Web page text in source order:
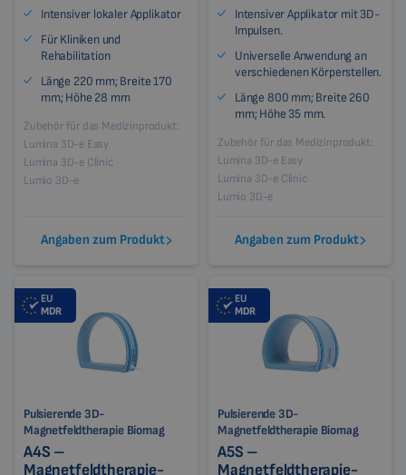
Intensiver lokaler Applikator
Für Kliniken und
Rehabilitation
Länge 220 mm; Breite 170
mm; Höhe 28 mm
Zubehör für das Medizinprodukt:
Lumina 3D-e Easy
Lumina 3D-e Clinic
Lumio 3D-e
Angaben zum Produkt
Intensiver Applikator mit 3D-
Impulsen.
Universelle Anwendung an
verschiedenen Körperstellen.
Länge 800 mm; Breite 260
mm; Höhe 35 mm.
Zubehör für das Medizinprodukt:
Lumina 3D-e Easy
Lumina 3D-e Clinic
Lumio 3D-e
Angaben zum Produkt
EU
MDR
Pulsierende 3D-
Magnetfeldtherapie Biomag
A4S –
Magnetfeldtherapie-
EU
MDR
Pulsierende 3D-
Magnetfeldtherapie Biomag
A5S –
Magnetfeldtherapie-